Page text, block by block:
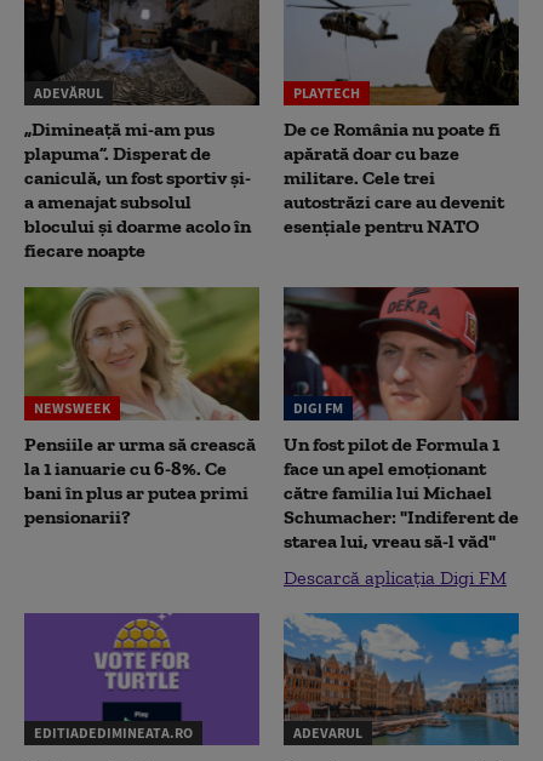
ADEVĂRUL
„Dimineață mi-am pus
plapuma”. Disperat de
caniculă, un fost sportiv și-
a amenajat subsolul
blocului și doarme acolo în
fiecare noapte
PLAYTECH
De ce România nu poate fi
apărată doar cu baze
militare. Cele trei
autostrăzi care au devenit
esențiale pentru NATO
NEWSWEEK
Pensiile ar urma să crească
la 1 ianuarie cu 6-8%. Ce
bani în plus ar putea primi
pensionarii?
DIGI FM
Un fost pilot de Formula 1
face un apel emoționant
către familia lui Michael
Schumacher: "Indiferent de
starea lui, vreau să-l văd"
Descarcă aplicația Digi FM
EDITIADEDIMINEATA.RO ADEVARUL